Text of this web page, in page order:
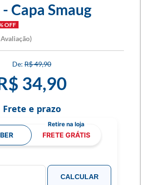
Capa Smaug
OFF
Avaliação
R$ 49,90
34,90
Frete e prazo
FRETE GRÁTIS
CALCULAR